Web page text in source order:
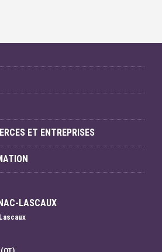
ET ENTREPRISES
LASCAUX